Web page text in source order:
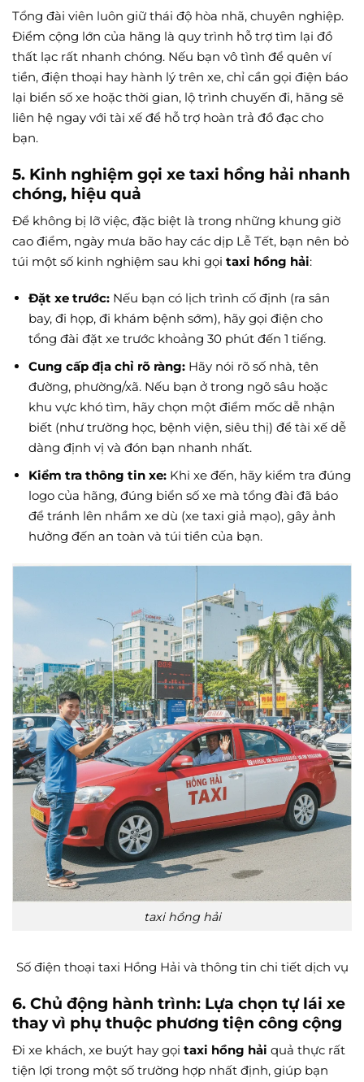
Tổng đài viên luôn giữ thái độ hòa nhã, chuyên nghiệp.
Điểm cộng lớn của hãng là quy trình hỗ trợ tìm lại đồ
thất lạc rất nhanh chóng. Nếu bạn vô tình để quên ví
tiền, điện thoại hay hành lý trên xe, chỉ cần gọi điện báo
lại biển số xe hoặc thời gian, lộ trình chuyến đi, hãng sẽ
liên hệ ngay với tài xế để hỗ trợ hoàn trả đồ đạc cho
bạn.
5. Kinh nghiệm gọi xe taxi hồng hải nhanh
chóng, hiệu quả
Để không bị lỡ việc, đặc biệt là trong những khung giờ
cao điểm, ngày mưa bão hay các dịp Lễ Tết, bạn nên bỏ
túi một số kinh nghiệm sau khi gọi taxi hồng hải:
Đặt xe trước:Nếu bạn có lịch trình cố định (ra sân
bay, đi họp, đi khám bệnh sớm), hãy gọi điện cho
tổng đài đặt xe trước khoảng 30 phút đến 1 tiếng.
Cung cấp địa chỉ rõ ràng:Hãy nói rõ số nhà, tên
đường, phường/xã. Nếu bạn ở trong ngõ sâu hoặc
khu vực khó tìm, hãy chọn một điểm mốc dễ nhận
biết (như trường học, bệnh viện, siêu thị) để tài xế dễ
dàng định vị và đón bạn nhanh nhất.
Kiểm tra thông tin xe:Khi xe đến, hãy kiểm tra đúng
logo của hãng, đúng biển số xe mà tổng đài đã báo
để tránh lên nhầm xe dù (xe taxi giả mạo), gây ảnh
hưởng đến an toàn và túi tiền của bạn.
taxi hồng hải
Số điện thoại taxi Hồng Hải và thông tin chi tiết dịch vụ
6. Chủ động hành trình: Lựa chọn tự lái xe
thay vì phụ thuộc phương tiện công cộng
Đi xe khách, xe buýt hay gọi taxi hồng hải quả thực rất
tiện lợi trong một số trường hợp nhất định, giúp bạn